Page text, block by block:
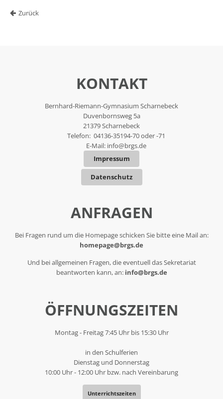
Zurück
KONTAKT
Bernhard-Riemann-Gymnasium Scharnebeck
Duvenbornsweg 5a
21379 Scharnebeck
Telefon: 04136-35194-70 oder -71
E-Mail: info@brgs.de
Impressum
Datenschutz
ANFRAGEN
Bei Fragen rund um die Homepage schicken Sie bitte eine Mail an:
homepage@brgs.de
Und bei allgemeinen Fragen, die eventuell das Sekretariat
beantworten kann, an: info@brgs.de
ÖFFNUNGSZEITEN
Montag - Freitag 7:45 Uhr bis 15:30 Uhr
in den Schulferien
Dienstag und Donnerstag
10:00 Uhr - 12:00 Uhr bzw. nach Vereinbarung
Unterrichtszeiten